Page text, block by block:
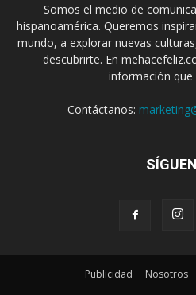
Somos el medio de
hispanoamérica. Queremos
mundo, a explorar nuevas
descubrirte. En
información que
Contáctanos:
Publicidad Nosotros